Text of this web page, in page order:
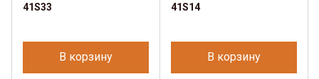
41S33
В корзину
41S14
В корзину